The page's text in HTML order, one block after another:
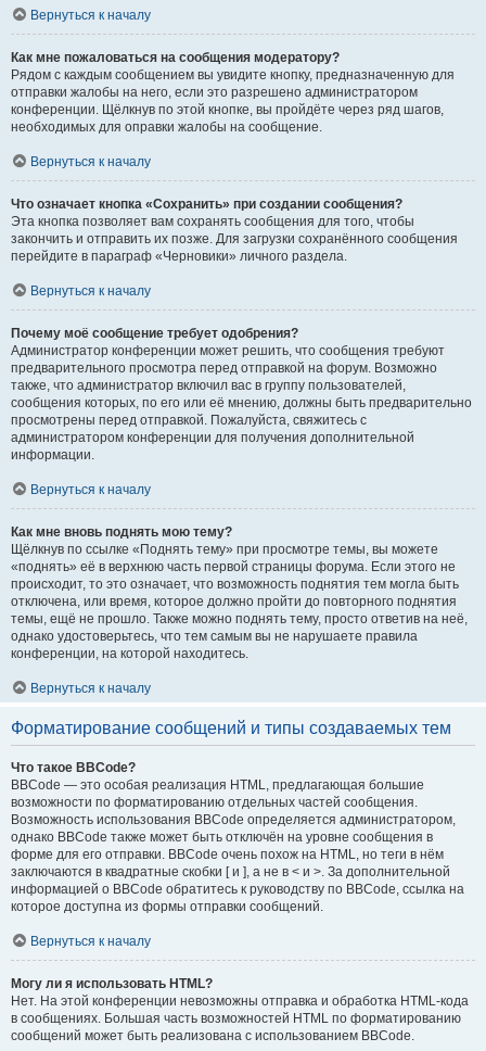
Вернуться к началу
Как мне пожаловаться на сообщения модератору?
Рядом с каждым сообщением вы увидите кнопку, предназначенную для
отправки жалобы на него, если это разрешено администратором
конференции. Щёлкнув по этой кнопке, вы пройдёте через ряд шагов,
необходимых для оправки жалобы на сообщение.
Вернуться к началу
Что означает кнопка «Сохранить» при создании сообщения?
Эта кнопка позволяет вам сохранять сообщения для того, чтобы
закончить и отправить их позже. Для загрузки сохранённого сообщения
перейдите в параграф «Черновики» личного раздела.
Вернуться к началу
Почему моё сообщение требует одобрения?
Администратор конференции может решить, что сообщения требуют
предварительного просмотра перед отправкой на форум. Возможно
также, что администратор включил вас в группу пользователей,
сообщения которых, по его или её мнению, должны быть предварительно
просмотрены перед отправкой. Пожалуйста, свяжитесь с
администратором конференции для получения дополнительной
информации.
Вернуться к началу
Как мне вновь поднять мою тему?
Щёлкнув по ссылке «Поднять тему» при просмотре темы, вы можете
«поднять» её в верхнюю часть первой страницы форума. Если этого не
происходит, то это означает, что возможность поднятия тем могла быть
отключена, или время, которое должно пройти до повторного поднятия
темы, ещё не прошло. Также можно поднять тему, просто ответив на неё,
однако удостоверьтесь, что тем самым вы не нарушаете правила
конференции, на которой находитесь.
Вернуться к началу
Форматирование сообщений и типы создаваемых тем
Что такое BBCode?
BBCode — это особая реализация HTML, предлагающая большие
возможности по форматированию отдельных частей сообщения.
Возможность использования BBCode определяется администратором,
однако BBCode также может быть отключён на уровне сообщения в
форме для его отправки. BBCode очень похож на HTML, но теги в нём
заключаются в квадратные скобки [ и ], а не в < и >. За дополнительной
информацией о BBCode обратитесь к руководству по BBCode, ссылка на
которое доступна из формы отправки сообщений.
Вернуться к началу
Могу ли я использовать HTML?
Нет. На этой конференции невозможны отправка и обработка HTML-кода
в сообщениях. Большая часть возможностей HTML по форматированию
сообщений может быть реализована с использованием BBCode.